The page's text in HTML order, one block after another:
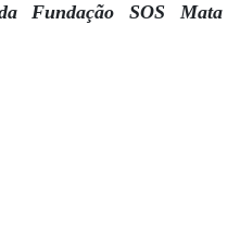
Fundação SOS Mata